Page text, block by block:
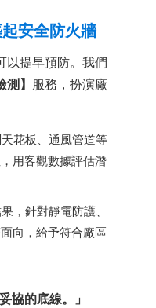
安全防火牆
以提早預防。我們
】 服務，扮演廠
天花板、通風管道等
用客觀數據評估潛
，針對靜電防護、
向，給予符合廠區
協的底線。」